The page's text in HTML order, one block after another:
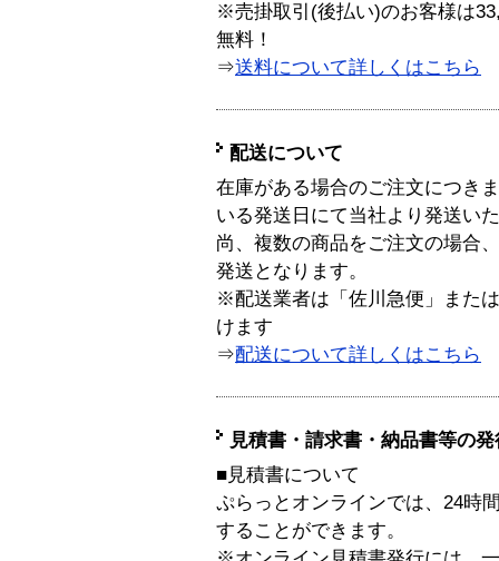
※売掛取引(後払い)のお客様は
無料！
⇒送料について詳しくはこちら
配送について
在庫がある場合のご注文につき
いる発送日にて当社より発送い
尚、複数の商品をご注文の場合
発送となります。
※配送業者は「佐川急便」また
けます
⇒配送について詳しくはこちら
見積書・請求書・納品書等の
■見積書について
ぷらっとオンラインでは、24時
することができます。